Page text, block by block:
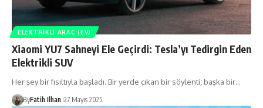
ELEKTRIKLI ARAÇ (EV)
Xiaomi YU7 Sahneyi Ele Geçirdi: Tesla’yı Tedirgin Eden
Elektrikli SUV
Her şey bir fısıltıyla başladı. Bir yerde çıkan bir söylenti, başka bir…
ByFatih Ilhan 27 Mayıs 2025